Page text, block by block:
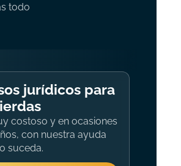
todo
jurídicos para
costoso y en ocasiones
con nuestra ayuda
suceda.